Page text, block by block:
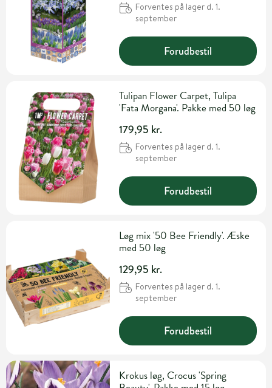
Forventes på lager d. 1.
september
Forudbestil
Tulipan Flower Carpet, Tulipa
'Fata Morgana'. Pakke med 50 løg
179,95 kr.
Forventes på lager d. 1.
september
Forudbestil
Løg mix '50 Bee Friendly'. Æske
med 50 løg
129,95 kr.
Forventes på lager d. 1.
september
Forudbestil
Krokus løg, Crocus 'Spring